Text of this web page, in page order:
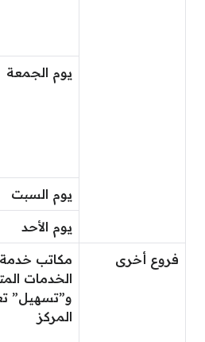
يوم الجمعة
يوم السبت
يوم الأحد
فروع أخرى
مكاتب
الخدمات
و”تسهيل”
المركز